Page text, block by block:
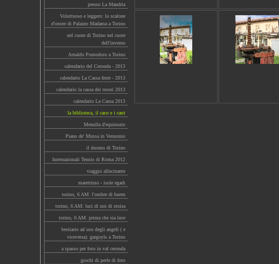
presso La Mandria
Voluttuoso e leggero: lo scalone
d'onore di Palazzo Madama a Torino
nel cuore di Torino nel cuore
dell'inverno
Arnaldo Pomodoro a Torino
calendario del Ceronda - 2013
calendario La Cassa feste - 2013
calendario la cassa dei tesori 2013
calendario La Cassa 2013
la biblioteca, il caco e i carri
Menulla d'equinozio
Piano de' Mussa in Vennonio
il duomo di Torino
Internazionali Tennis di Roma 2012
viaggio allucinante
marettimo - isole egadi
torino, 6 AM: l'ombre di buren
torino, 6 AM: luci di noi di stoisa
torino, 6 AM: prima che sia luce
bestiario ad uso degli angeli ( e
viceversa): gargoyls a Torino
a spasso per foto in val ceronda
giochi di perle di foto